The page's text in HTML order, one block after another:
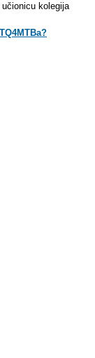
kolegija